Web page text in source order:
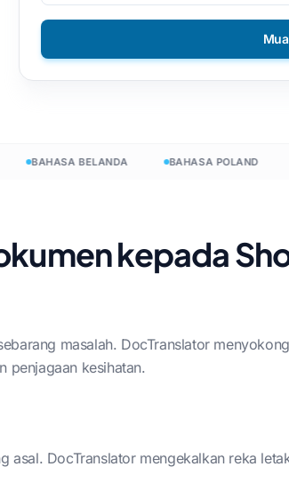
EPUB ke PDF Bahasa Finland
Zulu
BAHASA BELANDA BAHASA POLAND
kepada
masalah. DocTranslator
penjagaan kesihatan.
asal. DocTranslator mengekalkan reka